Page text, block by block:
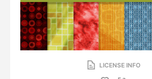
LICENSE INFO